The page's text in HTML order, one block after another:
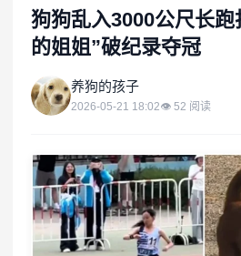
狗狗乱入3000公尺长
的姐姐”破纪录夺冠
养 养狗的孩子
2026-05-21 18:02👁 52 阅读